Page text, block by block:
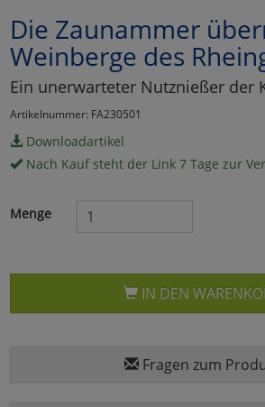
Die Zaunammer
Weinberge des
Ein unerwarteter Nutznießer der
Artikelnummer: FA230501
Downloadartikel
Nach Kauf steht der Link 7 Tage zur
Menge
IN DEN
Fragen zum
Marketing
Umfragetools
zurück
zu